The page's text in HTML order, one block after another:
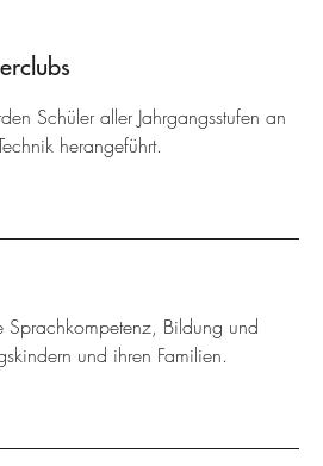
Schüler aller Jahrgangsstufen an
herangeführt.
Sprachkompetenz, Bildung und
und ihren Familien.